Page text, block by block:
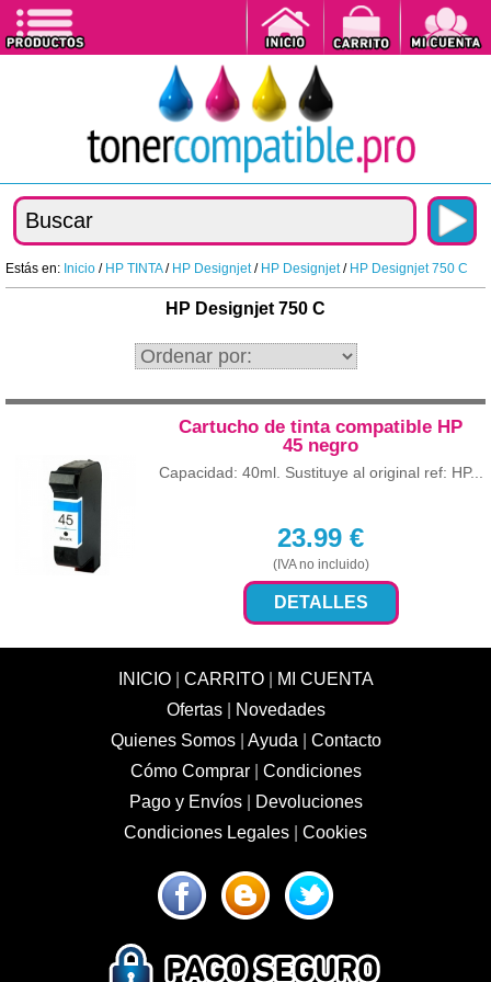
Estás en: Inicio / HP TINTA/ HP Designjet/ HP Designjet/ HP Designjet 750 C
HP Designjet 750 C
Cartucho de tinta compatible HP
45 negro
Capacidad: 40ml. Sustituye al original ref: HP...
23.99 €
(IVA no incluido)
DETALLES
INICIO| CARRITO|
MI CUENTA
Ofertas|
Novedades
Quienes Somos| Ayuda
Contacto
Cómo Comprar| Condiciones
Pago y Envíos|
Devoluciones
Condiciones Legales
Cookies